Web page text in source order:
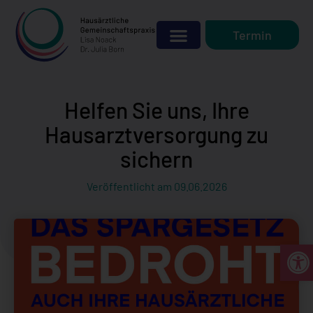
Termin
Helfen Sie uns, Ihre
Hausarztversorgung zu
sichern
Veröffentlicht am 09.06.2026